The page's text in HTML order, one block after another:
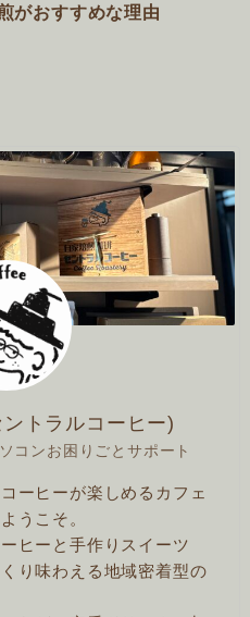
がおすすめな理由
トラルコーヒー)
コンお困りごとサポート
ーヒーが楽しめるカフェ
うこそ。
ヒーと手作りスイーツ
り味わえる地域密着型の